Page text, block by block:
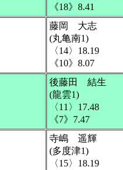
《18》8.41
藤岡 大志
(丸亀南1)
〈14〉18.19
《10》8.07
後藤田 結生
(龍雲1)
〈11〉17.48
《7》7.47
寺嶋 遥輝
(多度津1)
〈15〉18.19